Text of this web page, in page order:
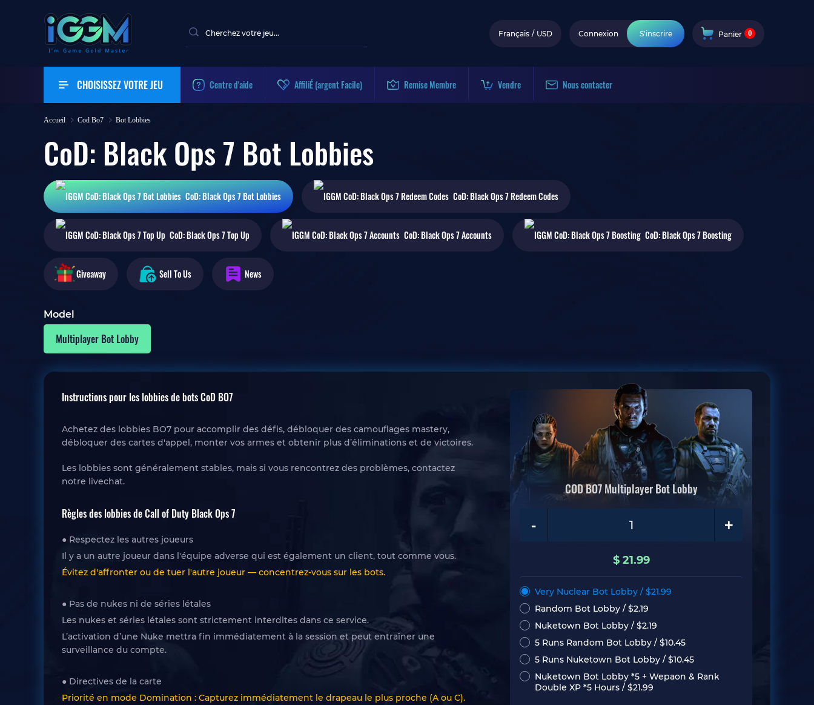
Français / USD Connexion S'inscrire Panier 0
CHOISISSEZ VOTRE JEU Centre d'aide AffiliÉ (argent Facile) Remise Membre Vendre Nous contacter
Accueil Cod Bo7 Bot Lobbies
CoD: Black Ops 7 Bot Lobbies
CoD: Black Ops 7Bot Lobbies CoD: Black Ops 7Redeem Codes
CoD: Black Ops 7Top Up CoD: Black Ops 7Accounts CoD: Black Ops 7Boosting
Giveaway Sell To Us News
Model
Multiplayer Bot Lobby
Instructions pour les lobbies de bots CoD BO7
Achetez des lobbies BO7 pour accomplir des défis, débloquer des camouflages mastery,
débloquer des cartes d'appel, monter vos armes et obtenir plus d’éliminations et de victoires.
Les lobbies sont généralement stables, mais si vous rencontrez des problèmes, contactez
notre livechat.
Règles des lobbies de Call of Duty Black Ops 7
● Respectez les autres joueurs
Il y a un autre joueur dans l'équipe adverse qui est également un client, tout comme vous.
Évitez d'affronter ou de tuer l'autre joueur — concentrez-vous sur les bots.
● Pas de nukes ni de séries létales
Les nukes et séries létales sont strictement interdites dans ce service.
L’activation d’une Nuke mettra fin immédiatement à la session et peut entraîner une
surveillance du compte.
● Directives de la carte
Priorité en mode Domination : Capturez immédiatement le drapeau le plus proche (A ou C).
COD BO7 Multiplayer Bot Lobby
- +
$ 21.99
Very Nuclear Bot Lobby / $21.99
Random Bot Lobby / $2.19
Nuketown Bot Lobby / $2.19
5 Runs Random Bot Lobby / $10.45
5 Runs Nuketown Bot Lobby / $10.45
Nuketown Bot Lobby *5 + Wepaon & Rank
Double XP *5 Hours / $21.99